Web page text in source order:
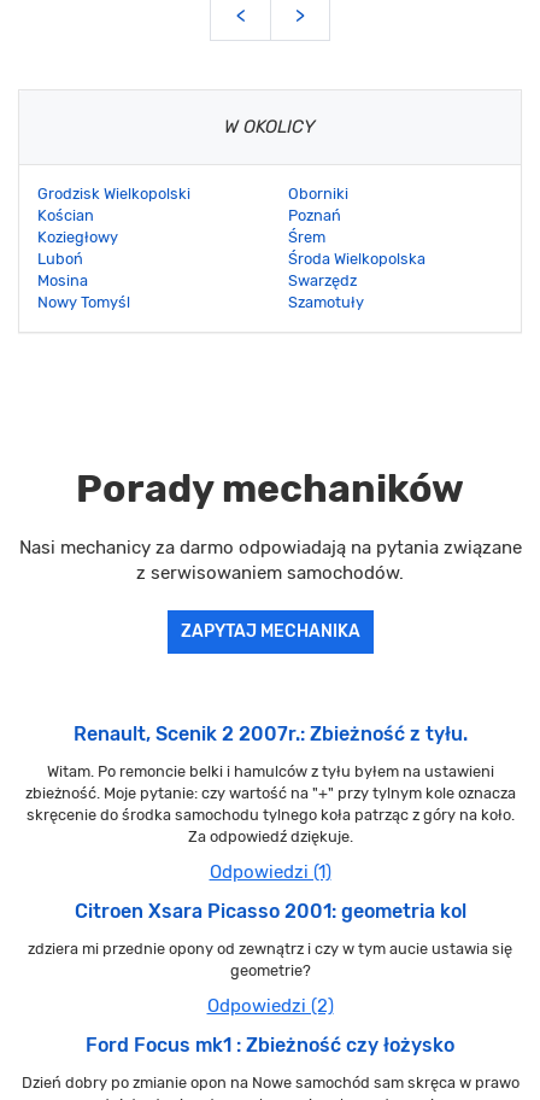
< >
W OKOLICY
Grodzisk Wielkopolski
Kościan
Koziegłowy
Luboń
Mosina
Nowy Tomyśl
Oborniki
Poznań
Śrem
Środa Wielkopolska
Swarzędz
Szamotuły
Porady mechaników
Nasi mechanicy za darmo odpowiadają na pytania związane
z serwisowaniem samochodów.
ZAPYTAJ MECHANIKA
Renault, Scenik 2 2007r.: Zbieżność z tyłu.
Witam. Po remoncie belki i hamulców z tyłu byłem na ustawieni
zbieżność. Moje pytanie: czy wartość na "+" przy tylnym kole oznacza
skręcenie do środka samochodu tylnego koła patrząc z góry na koło.
Za odpowiedź dziękuje.
Odpowiedzi (1)
Citroen Xsara Picasso 2001: geometria kol
zdziera mi przednie opony od zewnątrz i czy w tym aucie ustawia się
geometrie?
Odpowiedzi (2)
Ford Focus mk1 : Zbieżność czy łożysko
Dzień dobry po zmianie opon na Nowe samochód sam skręca w prawo